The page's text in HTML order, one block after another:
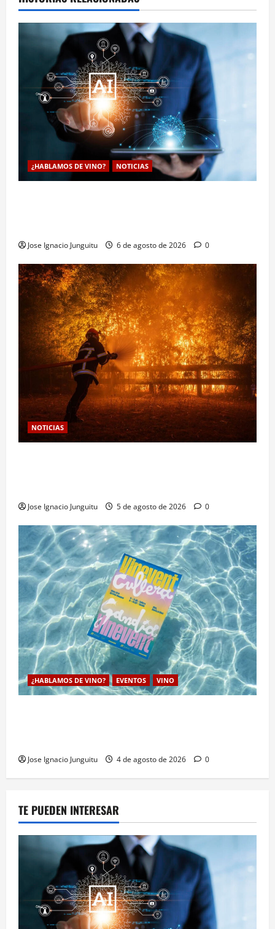
¿HABLAMOS DE VINO? NOTICIAS
Jose Ignacio Junguitu 6 de agosto de 2026 0
NOTICIAS
Jose Ignacio Junguitu 5 de agosto de 2026 0
¿HABLAMOS DE VINO? EVENTOS VINO
Jose Ignacio Junguitu 4 de agosto de 2026 0
TE PUEDEN INTERESAR